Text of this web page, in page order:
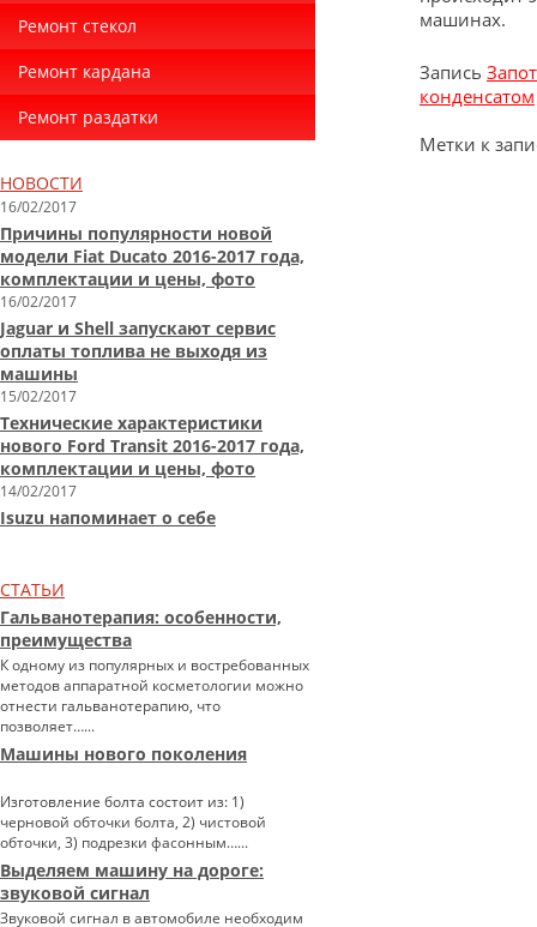
Ремонт стекол
Ремонт кардана
Ремонт раздатки
НОВОСТИ
16/02/2017
Причины популярности новой
модели Fiat Ducato 2016-2017 года,
комплектации и цены, фото
16/02/2017
Jaguar и Shell запускают сервис
оплаты топлива не выходя из
машины
15/02/2017
Технические характеристики
нового Ford Transit 2016-2017 года,
комплектации и цены, фото
14/02/2017
Isuzu напоминает о себе
СТАТЬИ
Гальванотерапия: особенности,
преимущества
К одному из популярных и востребованных
методов аппаратной косметологии можно
отнести гальванотерапию, что
позволяет…...
Машины нового поколения
Изготовление болта состоит из: 1)
черновой обточки болта, 2) чистовой
обточки, 3) подрезки фасонным…...
Выделяем машину на дороге:
звуковой сигнал
Звуковой сигнал в автомобиле необходим
машинах.
Запись
конденсатом
Метки к